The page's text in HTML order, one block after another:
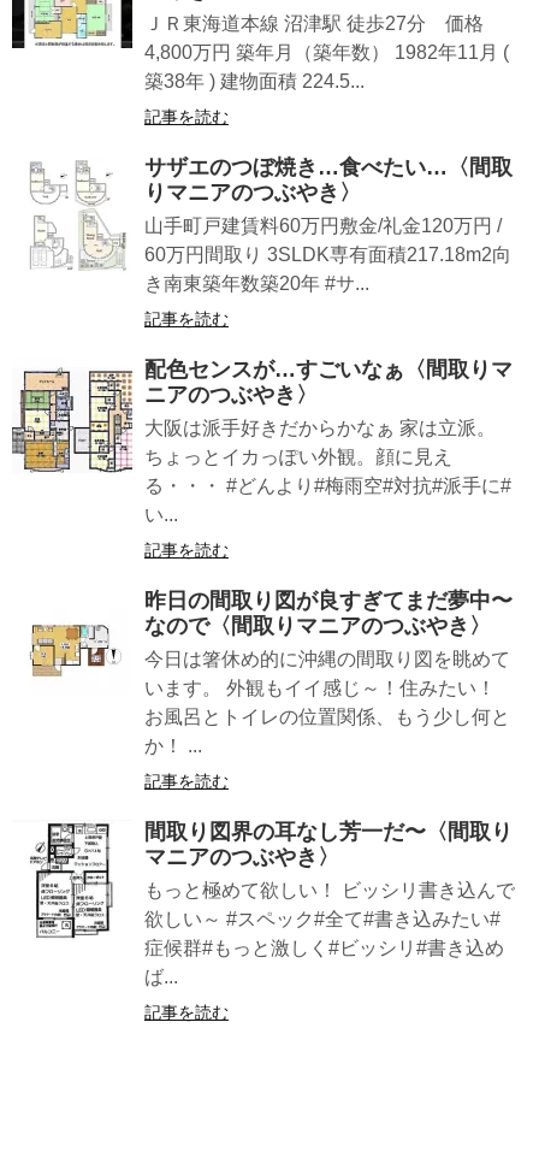
ＪＲ東海道本線 沼津駅 徒歩27分 価格
4,800万円 築年月（築年数） 1982年11月 (
築38年 ) 建物面積 224.5...
記事を読む
サザエのつぼ焼き…食べたい…〈間取
りマニアのつぶやき〉
山手町戸建賃料60万円敷金/礼金120万円 /
60万円間取り 3SLDK専有面積217.18m2向
き南東築年数築20年 #サ...
記事を読む
配色センスが…すごいなぁ〈間取りマ
ニアのつぶやき〉
大阪は派手好きだからかなぁ 家は立派。
ちょっとイカっぽい外観。顔に見え
る・・・ #どんより#梅雨空#対抗#派手に#
い...
記事を読む
昨日の間取り図が良すぎてまだ夢中〜
なので〈間取りマニアのつぶやき〉
今日は箸休め的に沖縄の間取り図を眺めて
います。 外観もイイ感じ～！住みたい！
お風呂とトイレの位置関係、もう少し何と
か！ ...
記事を読む
間取り図界の耳なし芳一だ〜〈間取り
マニアのつぶやき〉
もっと極めて欲しい！ ビッシリ書き込んで
欲しい～ #スペック#全て#書き込みたい#
症候群#もっと激しく#ビッシリ#書き込め
ば...
記事を読む